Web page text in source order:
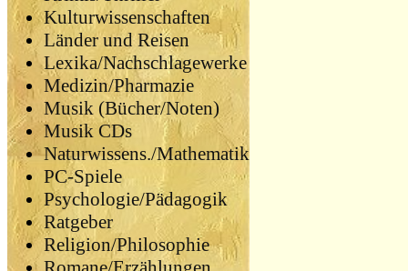
Kulturwissenschaften
Länder und Reisen
Lexika/Nachschlagewerke
Medizin/Pharmazie
Musik (Bücher/Noten)
Musik CDs
Naturwissens./Mathematik
PC-Spiele
Psychologie/Pädagogik
Ratgeber
Religion/Philosophie